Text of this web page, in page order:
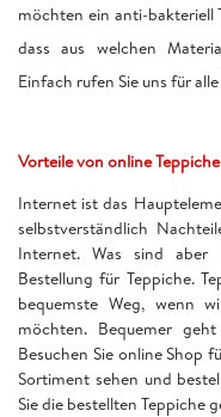
möchten ein anti-bakteriell
dass aus welchen
Einfach rufen Sie uns für
Vorteile von online
Internet ist das
selbstverständlich
Internet. Was sind aber
Bestellung für Teppiche.
bequemste Weg, wenn
möchten. Bequemer
Besuchen Sie online Shop
Sortiment sehen und
Sie die bestellten Teppiche